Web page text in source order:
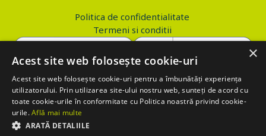
Politica de confidentialitate
Termeni si conditii
Copyright © 2026 PROVA.ro
$('.btn_gdpr').click(function() { //alert('test'); var values='';
values+='action=accept-gdpr'; $.ajax({ method: "POST", url:
×
Acest site web folosește cookie-uri
Acest site web folosește cookie-uri pentru a îmbunătăți experiența
utilizatorului. Prin utilizarea site-ului nostru web, sunteți de acord cu
toate cookie-urile în conformitate cu Politica noastră privind cookie-
urile.Află mai multe
ARATĂ DETALIILE